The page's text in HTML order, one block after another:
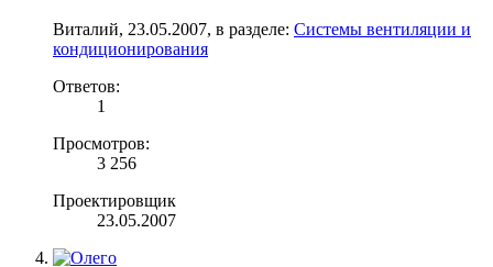
Виталий, 23.05.2007, в разделе: Системы вентиляции и
кондиционирования
Ответов:
1
Просмотров:
3 256
Проектировщик
23.05.2007